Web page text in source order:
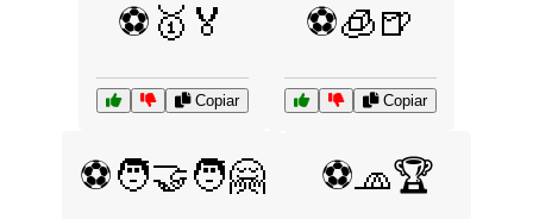
⚽🥇🏅
Copiar
⚽🧊🍺
Copiar
⚽🧑‍🤝‍🧑🤗 ⚽🧢🏆